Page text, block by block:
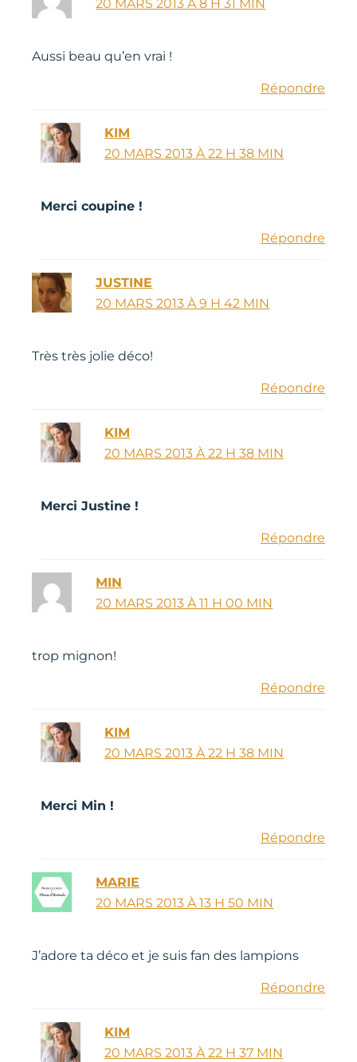
20 MARS 2013 À 8 H 31 MIN
Aussi beau qu’en vrai !
Répondre
KIM
20 MARS 2013 À 22 H 38 MIN
Merci coupine !
Répondre
JUSTINE
20 MARS 2013 À 9 H 42 MIN
Très très jolie déco!
Répondre
KIM
20 MARS 2013 À 22 H 38 MIN
Merci Justine !
Répondre
MIN
20 MARS 2013 À 11 H 00 MIN
trop mignon!
Répondre
KIM
20 MARS 2013 À 22 H 38 MIN
Merci Min !
Répondre
MARIE
20 MARS 2013 À 13 H 50 MIN
J’adore ta déco et je suis fan des lampions
Répondre
KIM
20 MARS 2013 À 22 H 37 MIN